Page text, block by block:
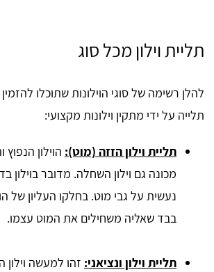
תליית וילון מכל סוג
להלן רשימה של סוגי הוילונות שתוכלו
תלייה על ידי מתקין וילונות מקצועי:
תליית וילון הזזה (מוט): הוילון הנפוץ
מכונה גם וילון השחלה. מדובר בוילון
נעשית על גבי מוט. בחלקו העליון של
בבד שאליה משחילים את המוט עצמו.
תליית וילון ונציאני: זהו למעשה